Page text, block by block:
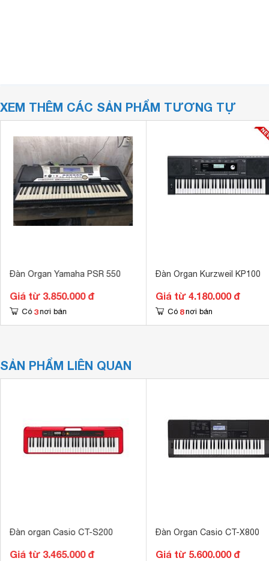
XEM THÊM CÁC SẢN PHẨM TƯƠNG TỰ
Đàn Organ Yamaha PSR 550
Giá từ 3.850.000 đ
Có 3 nơi bán
Đàn Organ Kurzweil KP100
Giá từ 4.180.000 đ
Có 8 nơi bán
SẢN PHẨM LIÊN QUAN
Đàn organ Casio CT-S200
Giá từ 3.465.000 đ
Đàn Organ Casio CT-X800
Giá từ 5.600.000 đ